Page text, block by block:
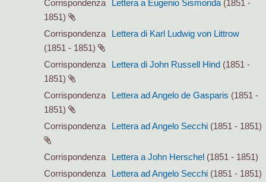
Corrispondenza Lettera a Eugenio Sismonda (1851 -
1851)
Corrispondenza
Lettera di Karl Ludwig von Littrow
(1851 - 1851)
Corrispondenza
Lettera di John Russell Hind (1851 -
1851)
Corrispondenza
Lettera ad Angelo de Gasparis (1851 -
1851)
Corrispondenza
Lettera ad Angelo Secchi (1851 - 1851)
Corrispondenza Lettera a John Herschel (1851 - 1851)
Corrispondenza
Lettera ad Angelo Secchi (1851 - 1851)